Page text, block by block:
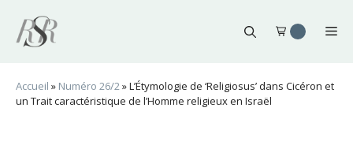
contenu
Accueil » Numéro 26/2»L’Étymologie de ‘Religiosus’ dans Cicéron et
un Trait caractéristique de l’Homme religieux en Israël